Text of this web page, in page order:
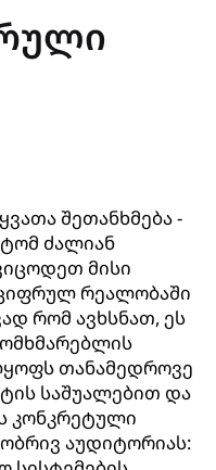
შეთანხმება -
ძალიან
მისი
რეალობაში
რომ ავხსნათ, ეს
თანამედროვე
საშუალებით და
კონკრეტული
აუდიტორიას: